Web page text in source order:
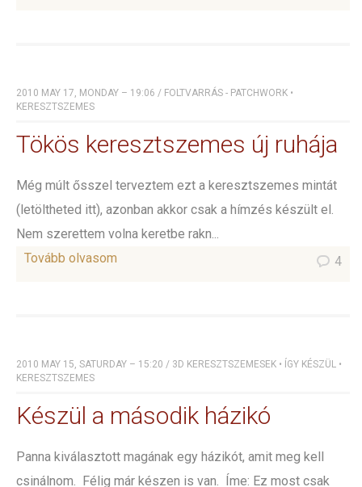
2010 MAY 17, MONDAY – 19:06 / FOLTVARRÁS - PATCHWORK •
KERESZTSZEMES
Tökös keresztszemes új ruhája
Még múlt ősszel terveztem ezt a keresztszemes mintát
(letöltheted itt), azonban akkor csak a hímzés készült el.
Nem szerettem volna keretbe rakn...
Tovább olvasom
4
2010 MAY 15, SATURDAY – 15:20 / 3D KERESZTSZEMESEK • ÍGY KÉSZÜL •
KERESZTSZEMES
Készül a második házikó
Panna kiválasztott magának egy házikót, amit meg kell
csinálnom. Félig már készen is van. Íme: Ez most csak